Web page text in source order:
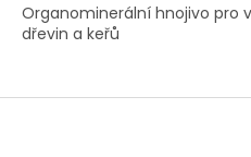
Organominerální hnojivo pro
dřevin a keřů
Z